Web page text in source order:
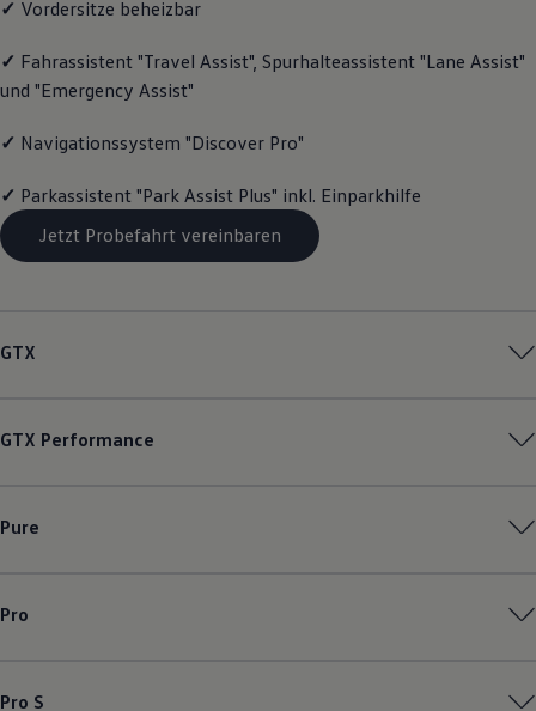
Motorenöl und Flüssigkeiten
Pannen- und Unfallhilfe
Economy Service
Volkswagen Teile
Modellspezifisches Zubehör
Transport
Entertainment und Elektronik
Individualisieren
Wallbox und Ladekabel
Volkswagen Kundenbetreuung
✓ Vordersitze beheizbar
✓ Fahrassistent "Travel Assist", Spurhalteassistent "Lane Assist"
und "Emergency Assist"
✓ Navigationssystem "Discover Pro"
✓ Parkassistent "Park Assist Plus" inkl. Einparkhilfe
Jetzt Probefahrt vereinbaren
GTX
GTX Performance
Pure
Pro
Pro S